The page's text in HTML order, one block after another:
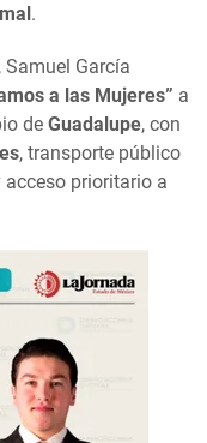
.
García
a las Mujeres” a
de Guadalupe, con
, transporte público
prioritario a